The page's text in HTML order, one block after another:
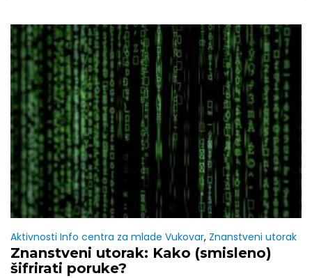
Aktivnosti Info centra za mlade Vukovar, Znanstveni utorak
Znanstveni utorak: Kako (smisleno)
šifrirati poruke?